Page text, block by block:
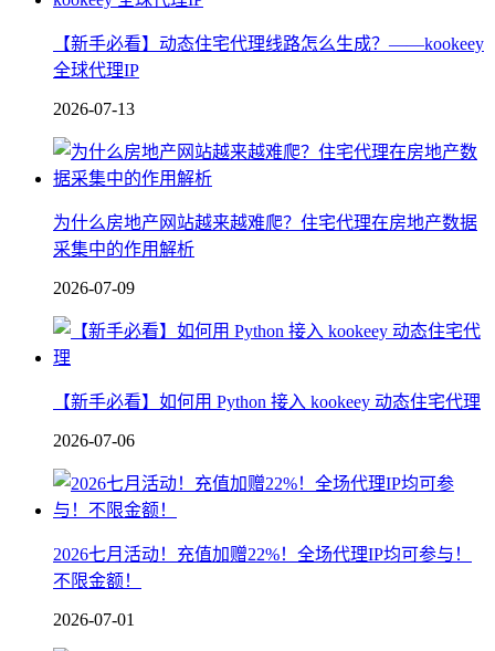
【新手必看】动态住宅代理线路怎么生成？——kookeey
全球代理IP
2026-07-13
为什么房地产网站越来越难爬？住宅代理在房地产数据
采集中的作用解析
2026-07-09
【新手必看】如何用 Python 接入 kookeey 动态住宅代理
2026-07-06
2026七月活动！充值加赠22%！全场代理IP均可参与！
不限金额！
2026-07-01